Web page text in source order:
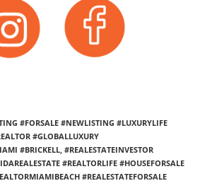
#FORSALE #NEWLISTING #LUXURYLIFE
#GLOBALLUXURY
#BRICKELL #REALESTATEINVESTOR
#REALTORLIFE #HOUSEFORSALE
#REALESTATEFORSALE